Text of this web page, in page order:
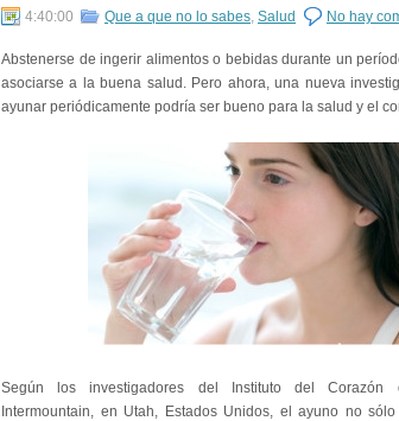
4:40:00 Que a que no lo sabes, Salud No hay
Abstenerse de ingerir alimentos o bebidas durante un
asociarse a la buena salud. Pero ahora, una nueva
ayunar periódicamente podría ser bueno para la salud y el
Según los investigadores del Instituto del Corazón
Intermountain, en Utah, Estados Unidos, el ayuno no